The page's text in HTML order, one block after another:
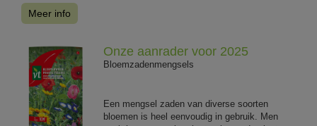
Meer info
Onze aanrader voor 2025
Bloemzadenmengsels
Een mengsel zaden van diverse soorten
bloemen is heel eenvoudig in gebruik. Men